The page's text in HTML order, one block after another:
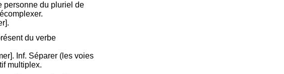
personne du pluriel de
du verbe
Inf. Séparer (les voies
multiplex.